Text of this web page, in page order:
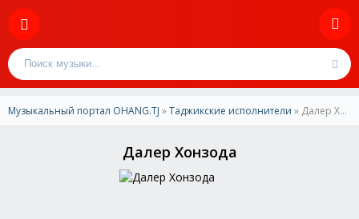
Музыкальный портал OHANG.TJ »Таджикские исполнители » Далер Хонзода
Далер Хонзода